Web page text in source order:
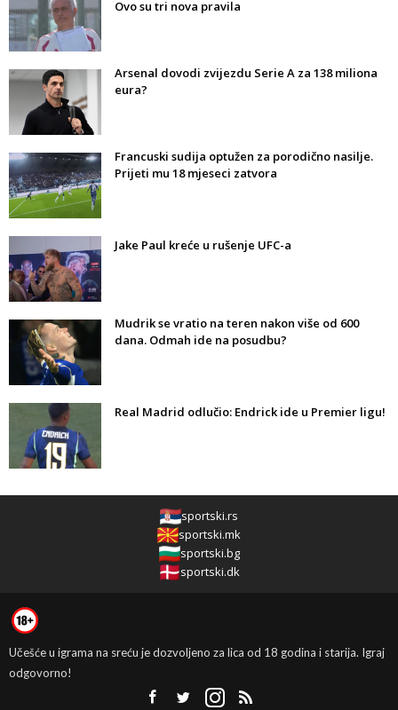
Ovo su tri nova pravila
Arsenal dovodi zvijezdu Serie A za 138 miliona
eura?
Francuski sudija optužen za porodično nasilje.
Prijeti mu 18 mjeseci zatvora
Jake Paul kreće u rušenje UFC-a
Mudrik se vratio na teren nakon više od 600
dana. Odmah ide na posudbu?
Real Madrid odlučio: Endrick ide u Premier ligu!
sportski.rs
sportski.mk
sportski.bg
sportski.dk
Učešće u igrama na sreću je dozvoljeno za lica od 18 godina i starija. Igraj
odgovorno!